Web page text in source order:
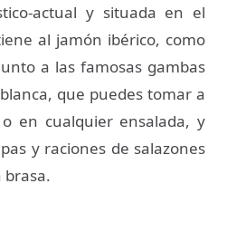
actual y situada en el
al jamón ibérico, como
a las famosas gambas
que puedes tomar a
en cualquier ensalada, y
y raciones de salazones
brasa.